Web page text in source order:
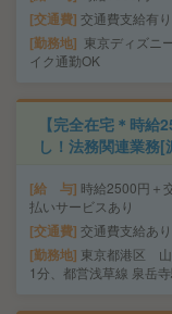
交通費 交通費支給有り
勤務地
東京ディズニ
イク通勤OK
【完全在宅＊時
し！法務関連業務[
給 与 時給2500円＋
払いサービスあり
交通費 交通費支給あり
勤務地 東京都港区 山
1分、都営浅草線 泉岳